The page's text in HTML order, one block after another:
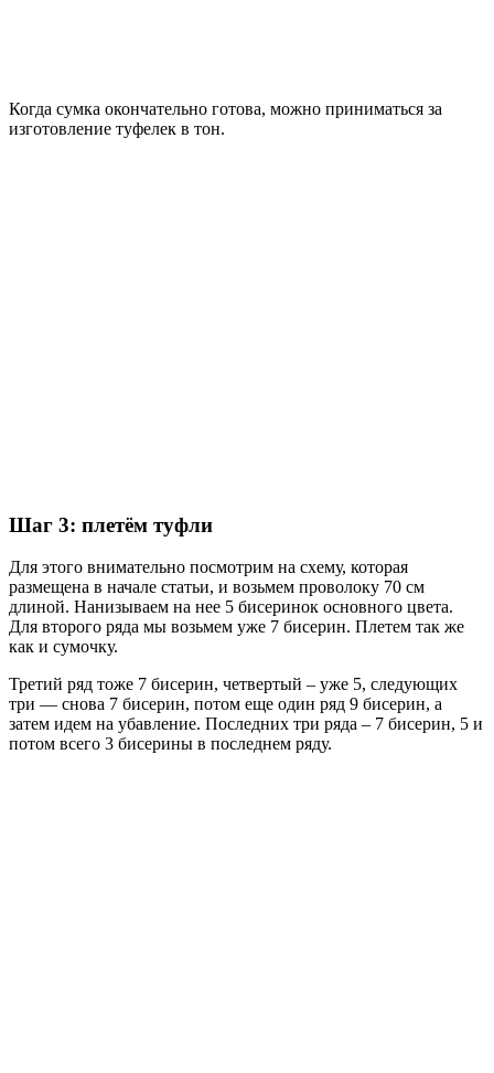
Когда сумка окончательно готова, можно приниматься за
изготовление туфелек в тон.
Шаг 3: плетём туфли
Для этого внимательно посмотрим на схему, которая
размещена в начале статьи, и возьмем проволоку 70 см
длиной. Нанизываем на нее 5 бисеринок основного цвета.
Для второго ряда мы возьмем уже 7 бисерин. Плетем так же
как и сумочку.
Третий ряд тоже 7 бисерин, четвертый – уже 5, следующих
три — снова 7 бисерин, потом еще один ряд 9 бисерин, а
затем идем на убавление. Последних три ряда – 7 бисерин, 5 и
потом всего 3 бисерины в последнем ряду.